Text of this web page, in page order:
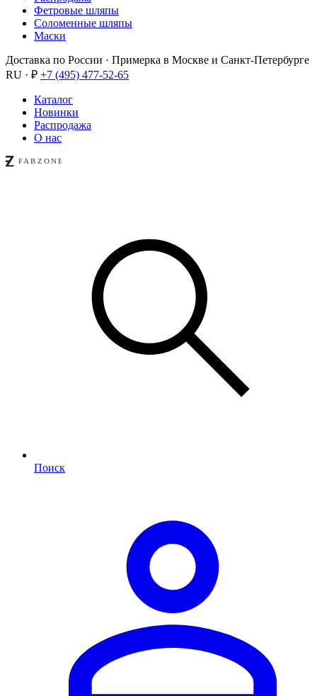
Фетровые шляпы
Соломенные шляпы
Маски
Доставка по России · Примерка в Москве и Санкт-Петербурге
RU · ₽ +7 (495) 477-52-65
Каталог
Новинки
Распродажа
О нас
Поиск